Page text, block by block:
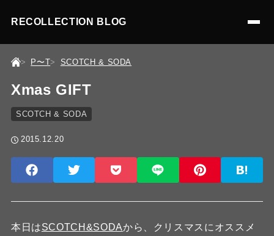
RECOLLECTION BLOG
P〜T SCOTCH & SODA
Xmas GIFT
SCOTCH & SODA
2015.12.20
本日はSCOTCH&SODAから、クリスマスにオススメ